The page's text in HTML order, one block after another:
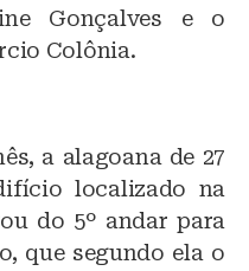
Gonçalves e o
Colônia.
a alagoana de 27
localizado na
do 5º andar para
que segundo ela o